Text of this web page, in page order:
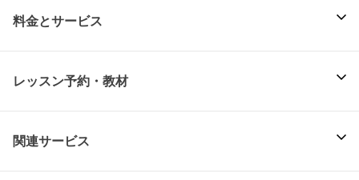
料金とサービス
レッスン予約・教材
関連サービス